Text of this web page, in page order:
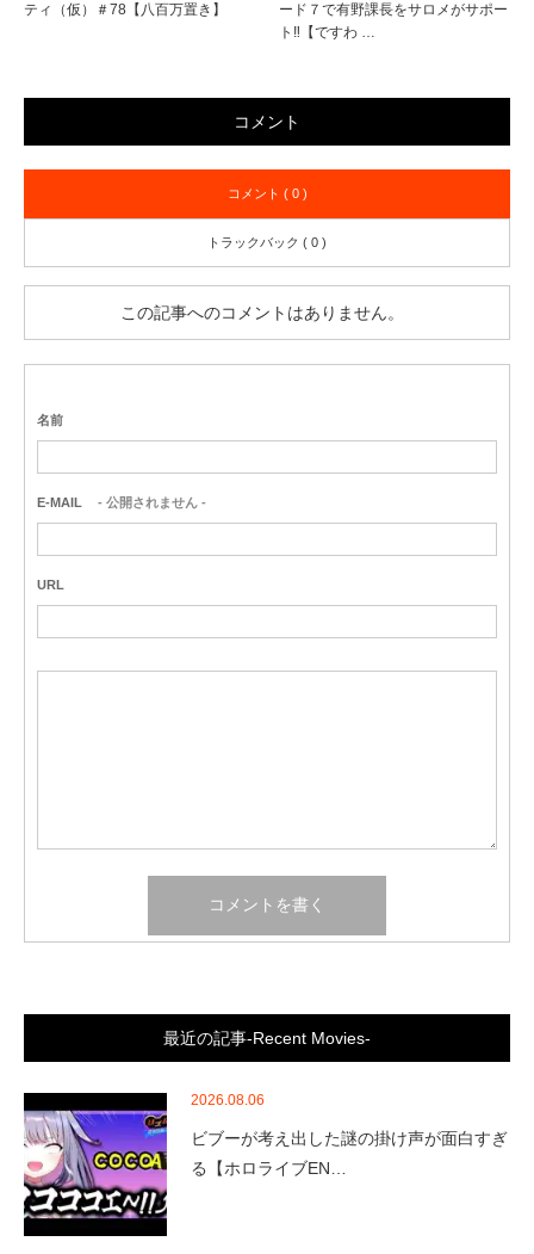
ティ（仮）＃78【八百万置き】
ード７で有野課長をサロメがサポー
ト‼【ですわ …
コメント
コメント ( 0 )
トラックバック ( 0 )
この記事へのコメントはありません。
名前
E-MAIL - 公開されません -
URL
最近の記事-Recent Movies-
2026.08.06
ビブーが考え出した謎の掛け声が面白すぎ
る【ホロライブEN…